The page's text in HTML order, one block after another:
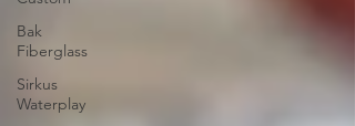
Bak
Fiberglass
Sirkus
Waterplay